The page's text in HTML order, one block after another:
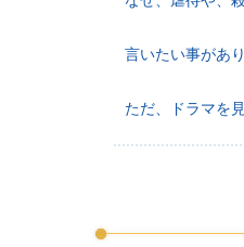
言いたい事があ
ただ、ドラマを